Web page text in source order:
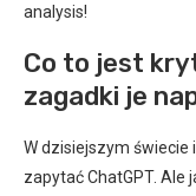
analysis!
Co to jest
zagadki je
W dzisiejszym
zapytać ChatGPT. Ale